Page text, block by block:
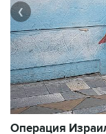
Операция
❮